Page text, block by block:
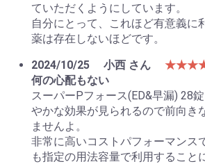
ていただくようにしています。
自分にとって、これほど有意義に
薬は存在しないほどです。
2024/10/25
小西 さん
何の心配もない
スーパーPフォース(ED&早漏) 28
やかな効果が見られるので前向き
ませんよ。
非常に高いコストパフォーマンス
も指定の用法容量で利用すること